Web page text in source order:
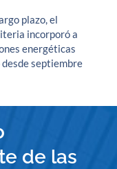
plazo, el
incorporó a
energéticas
desde septiembre
de las